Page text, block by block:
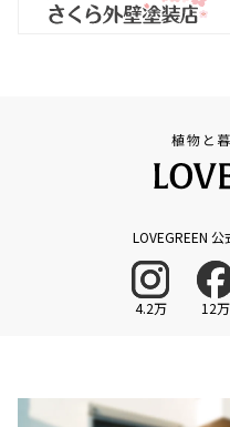
LOVEGREEN 公
4.2万 12万